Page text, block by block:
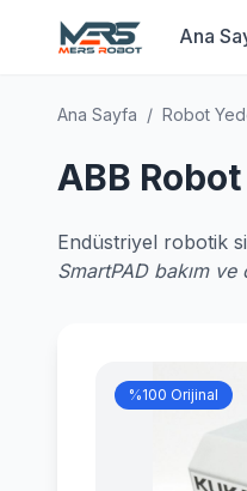
Ana
Ana Sayfa / Robot
ABB
Endüstriyel robotik
SmartPAD bakım ve
%100 Orijinal